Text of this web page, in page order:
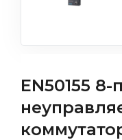
EN50155